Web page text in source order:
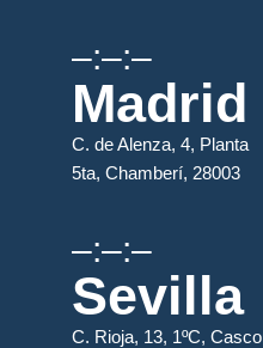
–:–:–
Madrid
C. de Alenza, 4, Planta
5ta, Chamberí, 28003
–:–:–
Sevilla
C. Rioja, 13, 1ºC, Casco